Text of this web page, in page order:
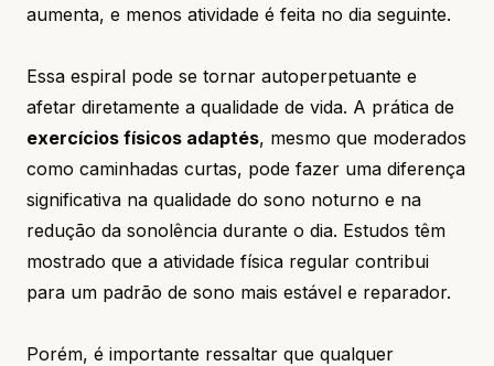
aumenta, e menos atividade é feita no dia seguinte.
Essa espiral pode se tornar autoperpetuante e
afetar diretamente a qualidade de vida. A prática de
exercícios físicos adaptés, mesmo que moderados
como caminhadas curtas, pode fazer uma diferença
significativa na qualidade do sono noturno e na
redução da sonolência durante o dia. Estudos têm
mostrado que a atividade física regular contribui
para um padrão de sono mais estável e reparador.
Porém, é importante ressaltar que qualquer